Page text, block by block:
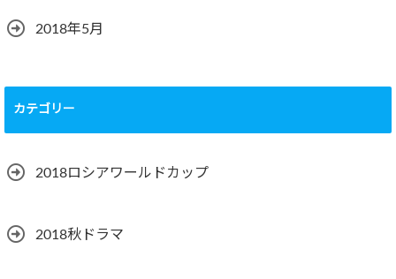
2018年5月
カテゴリー
2018ロシアワールドカップ
2018秋ドラマ